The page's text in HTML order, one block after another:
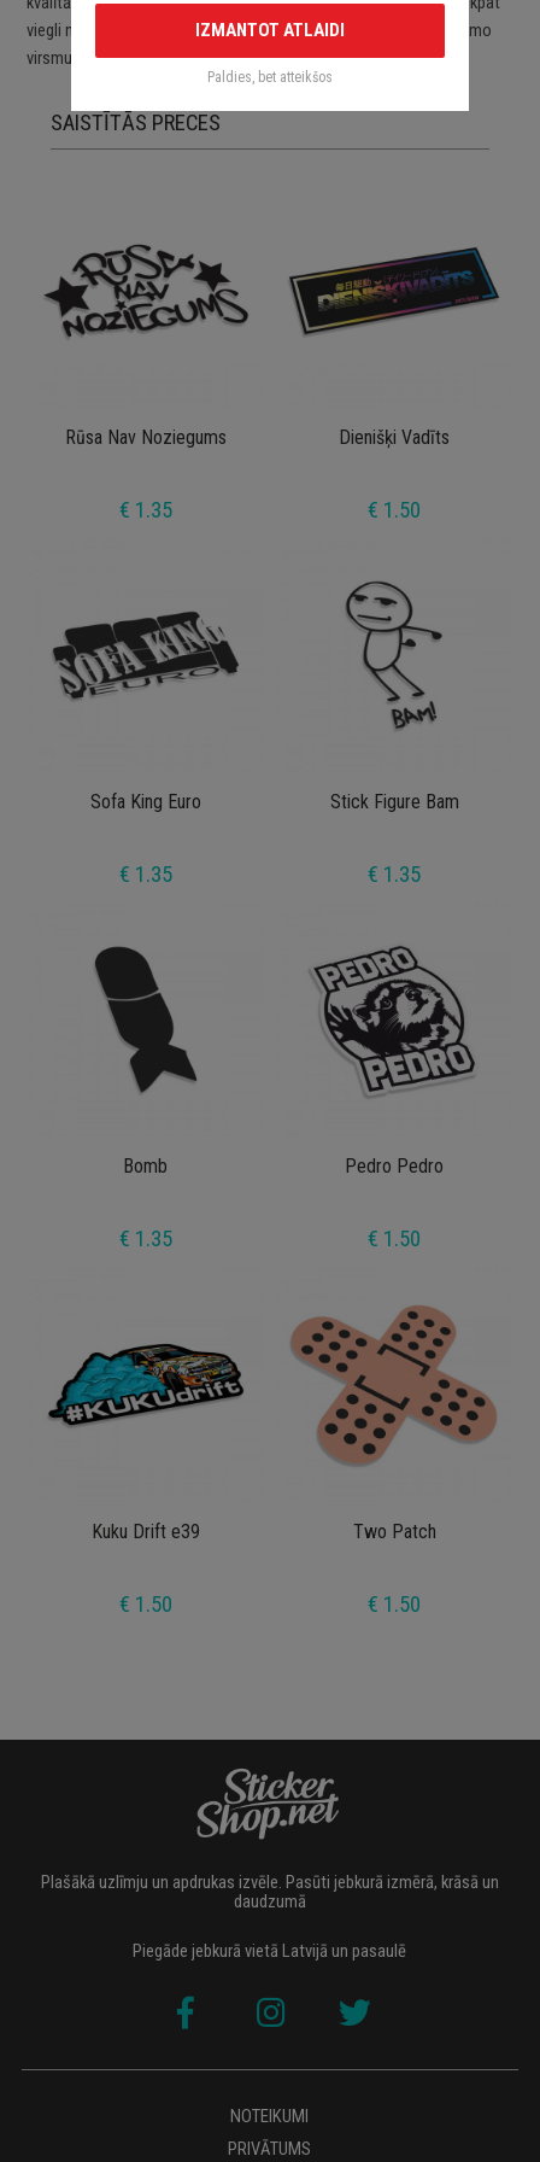
viegli noņemamas. Uzlīmes pēc to noņemšanas nebojā aplīmējamo
virsmu.
SAISTĪTĀS PRECES
Rūsa Nav Noziegums
€ 1.35
Dienišķi Vadīts
€ 1.50
Sofa King Euro
€ 1.35
Stick Figure Bam
€ 1.35
Bomb
€ 1.35
Pedro Pedro
€ 1.50
Kuku Drift e39
€ 1.50
Two Patch
€ 1.50
Plašākā uzlīmju un apdrukas izvēle. Pasūti jebkurā izmērā, krāsā un
daudzumā
Piegāde jebkurā vietā Latvijā un pasaulē
NOTEIKUMI
PRIVĀTUMS
IZMANTOT ATLAIDI
Paldies, bet atteikšos